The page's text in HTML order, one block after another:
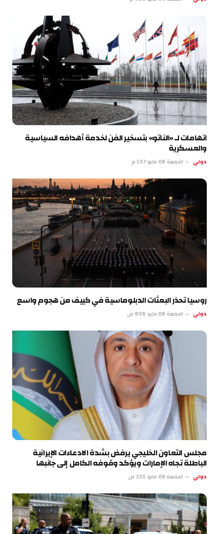
اتهامات لـ «الناتو» بتسخير الفن لخدمة أهدافه السياسية
والعسكرية
دولي الجمعة 08 مايو 1:57 م
روسيا تحذر البعثات الدبلوماسية في كييف من هجوم واسع
دولي الجمعة 08 مايو 8:56 ص
مجلس التعاون الخليجي يرفض بشدة الادعاءات الإيرانية
الباطلة تجاه الإمارات ويؤكد وقوفه الكامل إلى جانبها
دولي الجمعة 08 مايو 3:55 ص